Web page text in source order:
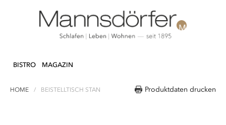
zum
BISTRO MAGAZIN
Produktdaten drucken
HOME BEISTELLTISCH STAN